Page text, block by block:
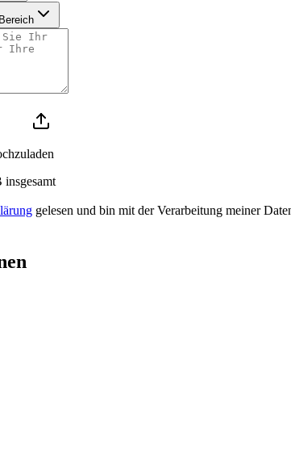
gelesen und bin mit der Verarbeitung meiner